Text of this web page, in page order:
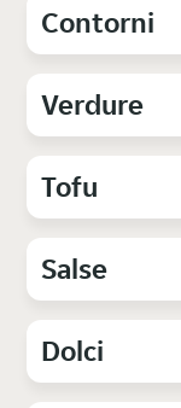
Contorni
Verdure
Tofu
Salse
Dolci